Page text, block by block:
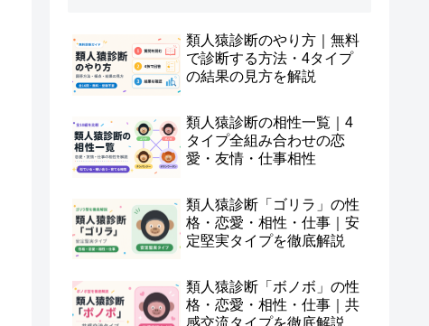
類人猿診断のやり方｜無料
で診断する方法・4タイプ
の結果の見方を解説
類人猿診断の相性一覧｜4
タイプ全組み合わせの恋
愛・友情・仕事相性
類人猿診断「ゴリラ」の性
格・恋愛・相性・仕事｜安
定堅実タイプを徹底解説
類人猿診断「ボノボ」の性
格・恋愛・相性・仕事｜共
感交流タイプを徹底解説